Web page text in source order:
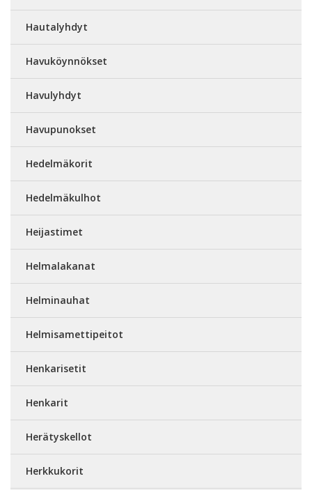
Hautalyhdyt
Havuköynnökset
Havulyhdyt
Havupunokset
Hedelmäkorit
Hedelmäkulhot
Heijastimet
Helmalakanat
Helminauhat
Helmisamettipeitot
Henkarisetit
Henkarit
Herätyskellot
Herkkukorit